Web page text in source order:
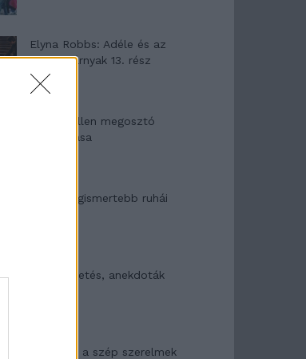
Elyna Robbs: Adéle és az
örökölt árnyak 13. rész
Woody Allen megosztó
zsenialitása
A világ legismertebb ruhái
Nyár, nevetés, anekdoták
Panna és a szép szerelmek